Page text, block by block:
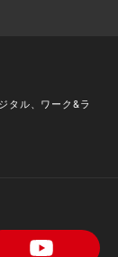
タル、ワーク&ラ